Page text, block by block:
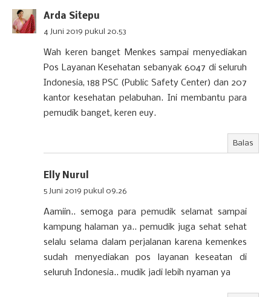
Arda Sitepu
4 Juni 2019 pukul 20.53
Wah keren banget Menkes sampai menyediakan
Pos Layanan Kesehatan sebanyak 6047 di seluruh
Indonesia, 188 PSC (Public Safety Center) dan 207
kantor kesehatan pelabuhan. Ini membantu para
pemudik banget, keren euy.
Balas
Elly Nurul
5 Juni 2019 pukul 09.26
Aamiin.. semoga para pemudik selamat sampai
kampung halaman ya.. pemudik juga sehat sehat
selalu selama dalam perjalanan karena kemenkes
sudah menyediakan pos layanan keseatan di
seluruh Indonesia.. mudik jadi lebih nyaman ya